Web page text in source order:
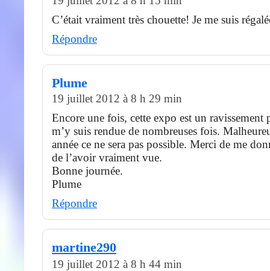
C’était vraiment très chouette! Je me suis
Répondre
Plume
19 juillet 2012 à 8 h 29 min
Encore une fois, cette expo est un ravissement
m’y suis rendue de nombreuses fois.
année ce ne sera pas possible. Merci de me
de l’avoir vraiment vue.
Bonne journée.
Plume
Répondre
martine290
19 juillet 2012 à 8 h 44 min